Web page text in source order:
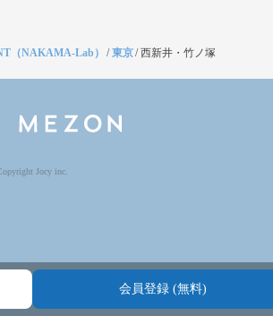
会員登録 (無料)
（NAKAMA-Lab） /東京/西新井・竹ノ塚
Jocy inc.